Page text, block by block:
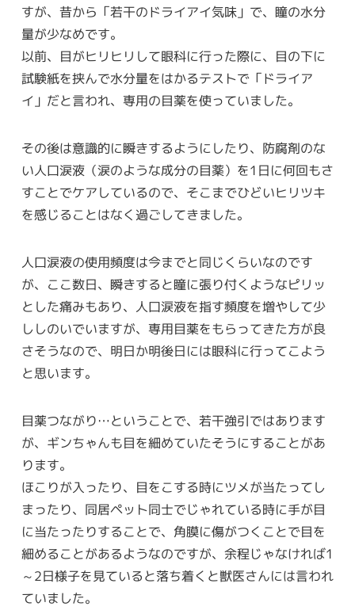
すが、昔から「若干のドライアイ気味」で、瞳の水分
量が少なめです。
以前、目がヒリヒリして眼科に行った際に、目の下に
試験紙を挟んで水分量をはかるテストで「ドライア
イ」だと言われ、専用の目薬を使っていました。
その後は意識的に瞬きするようにしたり、防腐剤のな
い人口涙液（涙のような成分の目薬）を1日に何回もさ
すことでケアしているので、そこまでひどいヒリツキ
を感じることはなく過ごしてきました。
人口涙液の使用頻度は今までと同じくらいなのです
が、ここ数日、瞬きすると瞳に張り付くようなピリッ
とした痛みもあり、人口涙液を指す頻度を増やして少
ししのいでいますが、専用目薬をもらってきた方が良
さそうなので、明日か明後日には眼科に行ってこよう
と思います。
目薬つながり…ということで、若干強引ではあります
が、ギンちゃんも目を細めていたそうにすることがあ
ります。
ほこりが入ったり、目をこする時にツメが当たってし
まったり、同居ペット同士でじゃれている時に手が目
に当たったりすることで、角膜に傷がつくことで目を
細めることがあるようなのですが、余程じゃなければ1
～2日様子を見ていると落ち着くと獣医さんには言われ
ていました。